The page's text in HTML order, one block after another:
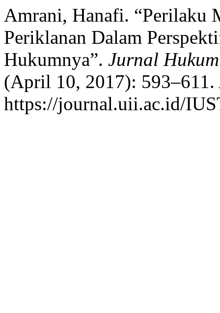
Amrani, Hanafi. “Perilaku
Periklanan Dalam
Hukumnya”. Jurnal
(April 10, 2017): 593–611.
https://journal.uii.ac.id/